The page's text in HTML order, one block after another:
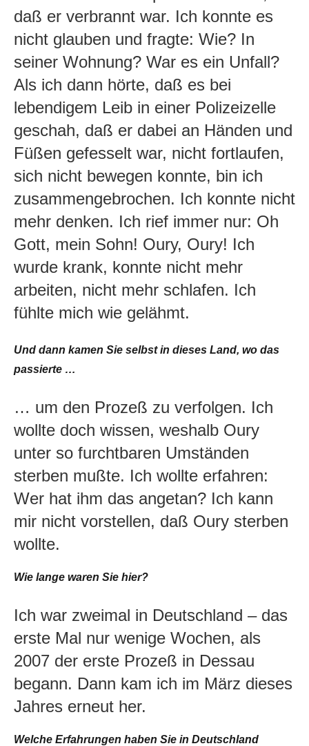
daß er verbrannt war. Ich konnte es
nicht glauben und fragte: Wie? In
seiner Wohnung? War es ein Unfall?
Als ich dann hörte, daß es bei
lebendigem Leib in einer Polizeizelle
geschah, daß er dabei an Händen und
Füßen gefesselt war, nicht fortlaufen,
sich nicht bewegen konnte, bin ich
zusammengebrochen. Ich konnte nicht
mehr denken. Ich rief immer nur: Oh
Gott, mein Sohn! Oury, Oury! Ich
wurde krank, konnte nicht mehr
arbeiten, nicht mehr schlafen. Ich
fühlte mich wie gelähmt.
Und dann kamen Sie selbst in dieses Land, wo das
passierte …
… um den Prozeß zu verfolgen. Ich
wollte doch wissen, weshalb Oury
unter so furchtbaren Umständen
sterben mußte. Ich wollte erfahren:
Wer hat ihm das angetan? Ich kann
mir nicht vorstellen, daß Oury sterben
wollte.
Wie lange waren Sie hier?
Ich war zweimal in Deutschland – das
erste Mal nur wenige Wochen, als
2007 der erste Prozeß in Dessau
begann. Dann kam ich im März dieses
Jahres erneut her.
Welche Erfahrungen haben Sie in Deutschland